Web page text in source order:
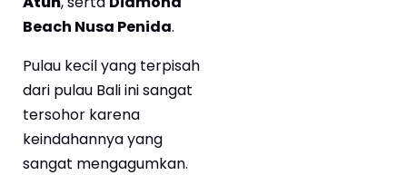
Beach Nusa Penida.
Pulau kecil yang terpisah
dari pulau Bali ini sangat
tersohor karena
keindahannya yang
sangat mengagumkan.